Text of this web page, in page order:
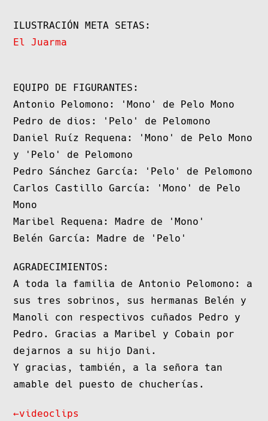
ILUSTRACIÓN META SETAS:
El Juarma
EQUIPO DE FIGURANTES:
Antonio Pelomono: 'Mono' de Pelo Mono
Pedro de dios: 'Pelo' de Pelomono
Daniel Ruíz Requena: 'Mono' de Pelo Mono
y 'Pelo' de Pelomono
Pedro Sánchez García: 'Pelo' de Pelomono
Carlos Castillo García: 'Mono' de Pelo
Mono
Maribel Requena: Madre de 'Mono'
Belén García: Madre de 'Pelo'
AGRADECIMIENTOS:
A toda la familia de Antonio Pelomono: a
sus tres sobrinos, sus hermanas Belén y
Manoli con respectivos cuñados Pedro y
Pedro. Gracias a Maribel y Cobain por
dejarnos a su hijo Dani.
Y gracias, también, a la señora tan
amable del puesto de chucherías.
←videoclips